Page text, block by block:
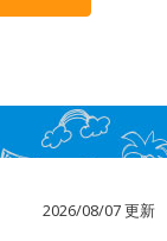
2026/08/07 更新